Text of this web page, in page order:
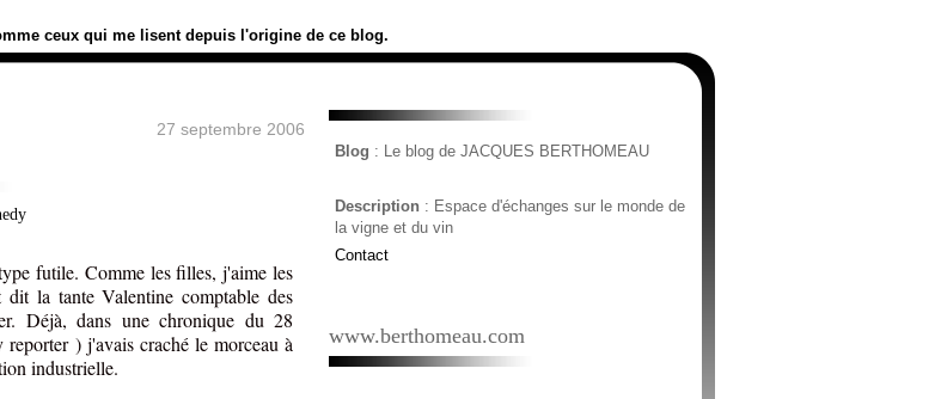
ceux qui me lisent depuis l'origine de ce blog.
27 septembre 2006
futile. Comme les filles, j'aime les
dit la tante Valentine comptable des
Déjà, dans une chronique du 28
) j'avais craché le morceau à
industrielle.
Blog : Le blog de JACQUES BERTHOMEAU
Description : Espace d'échanges sur le monde de
la vigne et du vin
Contact
www.berthomeau.com